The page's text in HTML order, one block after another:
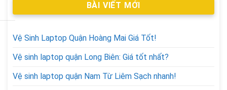
BÀI VIẾT MỚI
Vệ Sinh Laptop Quận Hoàng Mai Giá Tốt!
Vệ sinh laptop quận Long Biên: Giá tốt nhất?
Vệ sinh laptop quận Nam Từ Liêm Sạch nhanh!